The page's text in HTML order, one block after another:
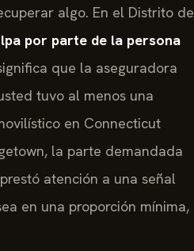
algo. En el Distrito de
por parte de la persona
que la aseguradora
tuvo al menos una
en Connecticut
la parte demandada
atención a una señal
en una proporción mínima,